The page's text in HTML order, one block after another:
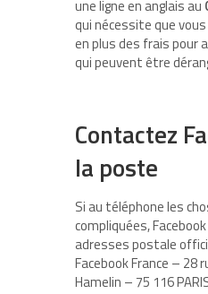
une ligne en anglais au
qui nécessite que
en plus des frais pour
qui peuvent être
Contactez
la poste
Si au téléphone les
compliquées,
adresses postale
Facebook France – 28
Hamelin – 75 116